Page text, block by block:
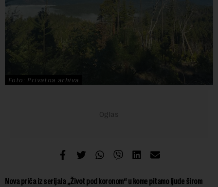
Foto: Privatna arhiva
Nova priča iz serijala „Život pod koronom“ u kome pitamo ljude širom